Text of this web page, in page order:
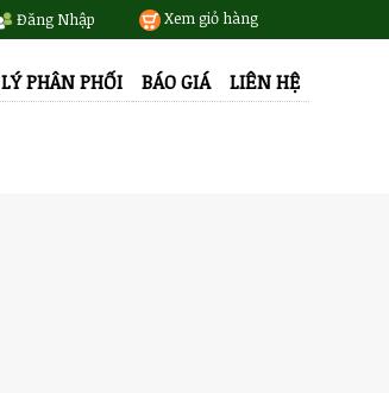
Đăng Nhập Xem giỏ hàng
PHÂN PHỐI BÁO GIÁ LIÊN HỆ